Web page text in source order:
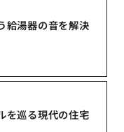
給湯器の音を解決
を巡る現代の住宅